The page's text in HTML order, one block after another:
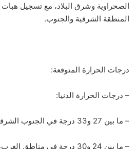
الصحراوية وشرق البلاد، مع تسجيل هبات
المنطقة الشرقية والجنوب.
درجات الحرارة المتوقعة:
– درجات الحرارة الدنيا:
– ما بين 27 و33 درجة في الجنوب الشرقي وغرب الأقاليم الجنوبية.
– ما بين 24 و30 درجة في